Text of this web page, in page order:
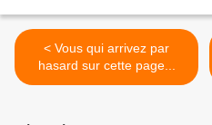
< Vous qui arrivez par
hasard sur cette page...